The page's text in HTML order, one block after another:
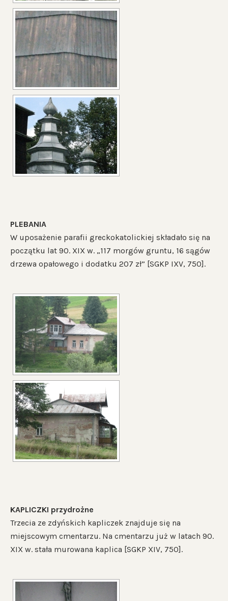
PLEBANIA
W uposażenie parafii greckokatolickiej składało się na
początku lat 90. XIX w. „117 morgów gruntu, 16 sągów
drzewa opałowego i dodatku 207 zł” [SGKP IXV, 750].
KAPLICZKI przydrożne
Trzecia ze zdyńskich kapliczek znajduje się na
miejscowym cmentarzu. Na cmentarzu już w latach 90.
XIX w. stała murowana kaplica [SGKP XIV, 750].